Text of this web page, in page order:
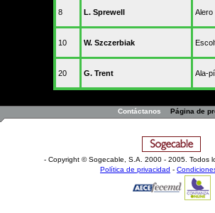
8 L. Sprewell Alero
10 W. Szczerbiak
20 G. Trent Ala-
Contáctanos Página de
- Copyright © Sogecable, S.A
2000 - 2005. Todos
Política de privacidad -